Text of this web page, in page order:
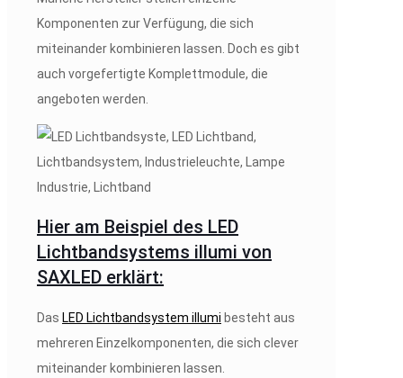
Komponenten zur Verfügung, die sich
miteinander kombinieren lassen. Doch es gibt
auch vorgefertigte Komplettmodule, die
angeboten werden.
Hier am Beispiel des LED
Lichtbandsystems illumi von
SAXLED erklärt:
Das LED Lichtbandsystem illumi besteht aus
mehreren Einzelkomponenten, die sich clever
miteinander kombinieren lassen.